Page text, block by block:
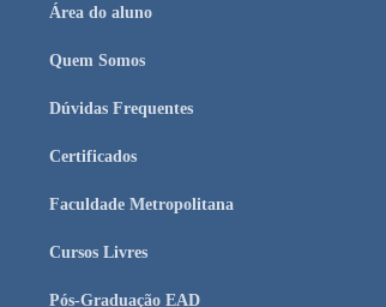
Área do aluno
Quem Somos
Dúvidas Frequentes
Certificados
Faculdade Metropolitana
Cursos Livres
Pós-Graduação EAD